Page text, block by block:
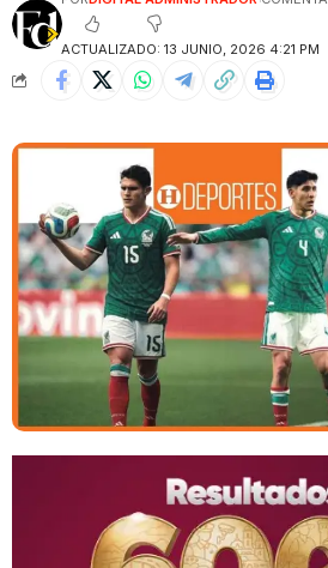
ACTUALIZADO: 13 JUNIO, 2026 4:21 PM